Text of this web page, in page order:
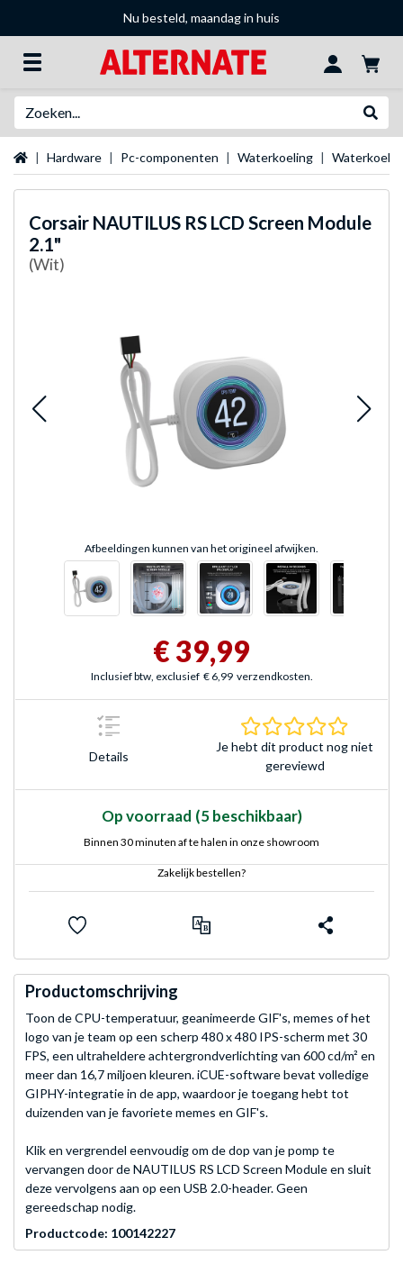
Nu besteld, maandag in huis
Startpagina
Hardware Pc-componenten Waterkoeling
Corsair NAUTILUS RS LCD Screen Module
2.1"
(Wit)
Afbeeldingen kunnen van het origineel afwijken.
€ 39,99
Inclusief btw, exclusief € 6,99 verzendkosten.
Details
Je hebt dit product nog niet
gereviewd
Op voorraad (5 beschikbaar)
Binnen 30 minuten af te halen in onze showroom
Zakelijk bestellen?
Productomschrijving
Toon de CPU-temperatuur, geanimeerde GIF's, memes of het
logo van je team op een scherp 480 x 480 IPS-scherm met 30
FPS, een ultraheldere achtergrondverlichting van 600 cd/m² en
meer dan 16,7 miljoen kleuren. iCUE-software bevat volledige
GIPHY-integratie in de app, waardoor je toegang hebt tot
duizenden van je favoriete memes en GIF's.
Klik en vergrendel eenvoudig om de dop van je pomp te
vervangen door de NAUTILUS RS LCD Screen Module en sluit
deze vervolgens aan op een USB 2.0-header. Geen
gereedschap nodig.
Productcode: 100142227